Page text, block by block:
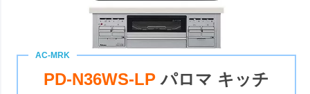
PD-N36WS-LPパロマ キッチ